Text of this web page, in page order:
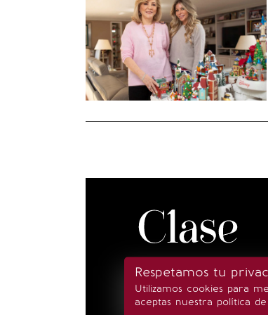
Respetamos tu
Utilizamos cookies para
aceptas nuestra política